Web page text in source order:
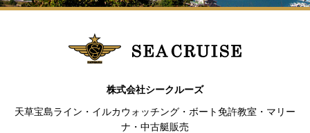
株式会社シークルーズ
天草宝島ライン・イルカウォッチング・ボート免許教室・マリー
ナ・中古艇販売